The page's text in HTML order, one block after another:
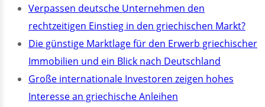
Verpassen deutsche Unternehmen den
rechtzeitigen Einstieg in den griechischen Markt?
Die günstige Marktlage für den Erwerb griechischer
Immobilien und ein Blick nach Deutschland
Große internationale Investoren zeigen hohes
Interesse an griechische Anleihen